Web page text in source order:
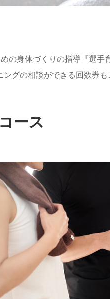
身体づくりの指導『選手
グの相談ができる回数券も
ース